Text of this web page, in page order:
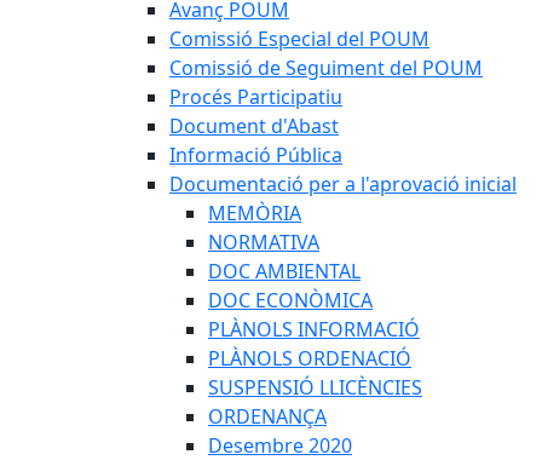
Avanç POUM
Comissió Especial del POUM
Comissió de Seguiment del POUM
Procés Participatiu
Document d'Abast
Informació Pública
Documentació per a l'aprovació inicial
MEMÒRIA
NORMATIVA
DOC AMBIENTAL
DOC ECONÒMICA
PLÀNOLS INFORMACIÓ
PLÀNOLS ORDENACIÓ
SUSPENSIÓ LLICÈNCIES
ORDENANÇA
Desembre 2020